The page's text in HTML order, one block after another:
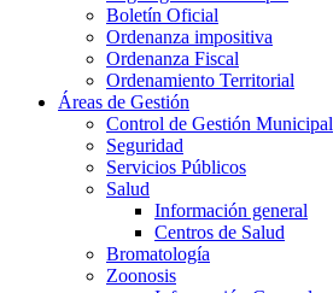
Boletín Oficial
Ordenanza impositiva
Ordenanza Fiscal
Ordenamiento Territorial
Áreas de Gestión
Control de Gestión Municipal
Seguridad
Servicios Públicos
Salud
Información general
Centros de Salud
Bromatología
Zoonosis